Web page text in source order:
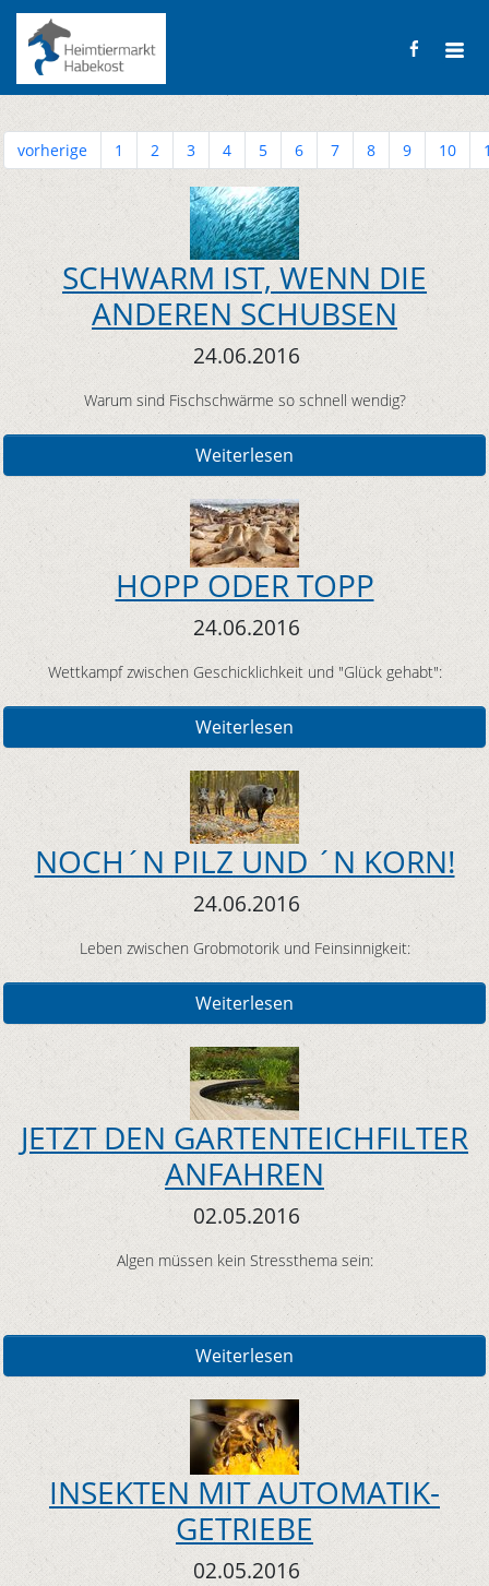
vorherige 1 2 3 4 5 6 7 8 9 10
SCHWARM IST, WENN DIE
ANDEREN SCHUBSEN
24.06.2016
Warum sind Fischschwärme so schnell wendig?
Weiterlesen
HOPP ODER TOPP
24.06.2016
Wettkampf zwischen Geschicklichkeit und "Glück gehabt":
Weiterlesen
NOCH´N PILZ UND ´N KORN!
24.06.2016
Leben zwischen Grobmotorik und Feinsinnigkeit:
Weiterlesen
JETZT DEN GARTENTEICHFILTER
ANFAHREN
02.05.2016
Algen müssen kein Stressthema sein:
Weiterlesen
INSEKTEN MIT AUTOMATIK-
GETRIEBE
02.05.2016